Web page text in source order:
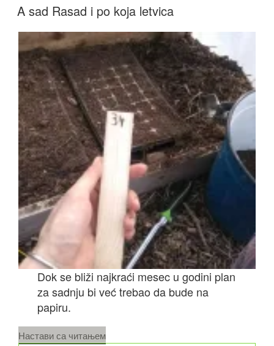
A sad Rasad i po koja letvica
Dok se bliži najkraći mesec u godini plan
za sadnju bi već trebao da bude na
papiru.
Настави са читањем„A